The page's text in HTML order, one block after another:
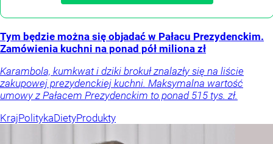
Tym będzie można się objadać w Pałacu Prezydenckim.
Zamówienia kuchni na ponad pół miliona zł
Karambola, kumkwat i dziki brokuł znalazły się na liście
zakupowej prezydenckiej kuchni. Maksymalna wartość
umowy z Pałacem Prezydenckim to ponad 515 tys. zł.
KrajPolitykaDietyProdukty